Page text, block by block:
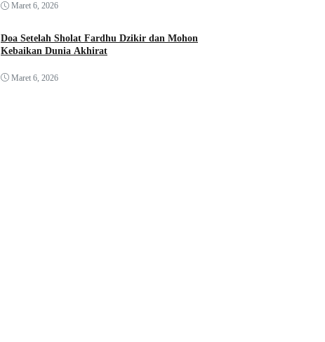
Maret 6, 2026
Doa Setelah Sholat Fardhu Dzikir dan Mohon
Kebaikan Dunia Akhirat
Maret 6, 2026